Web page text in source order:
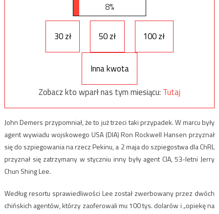
8%
30 zł 50 zł 100 zł
Inna kwota
Zobacz kto wparł nas tym miesiącu: Tutaj
John Demers przypomniał, że to już trzeci taki przypadek. W marcu były
agent wywiadu wojskowego USA (DIA) Ron Rockwell Hansen przyznał
się do szpiegowania na rzecz Pekinu, a 2 maja do szpiegostwa dla ChRL
przyznał się zatrzymany w styczniu inny były agent CIA, 53-letni Jerry
Chun Shing Lee.
Według resortu sprawiedliwości Lee został zwerbowany przez dwóch
chińskich agentów, którzy zaoferowali mu 100 tys. dolarów i „opiekę na